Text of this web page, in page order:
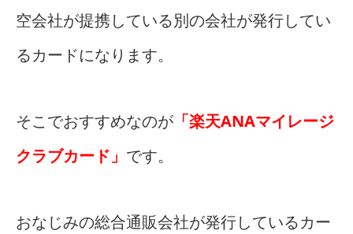
空会社が提携している別の会社が発行してい
るカードになります。
そこでおすすめなのが 「楽天ANAマイレージ
クラブカード」 です。
おなじみの総合通販会社が発行しているカー